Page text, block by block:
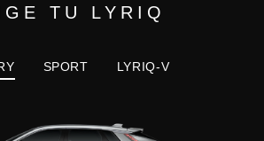
TU LYRIQ
SPORT LYRIQ-V